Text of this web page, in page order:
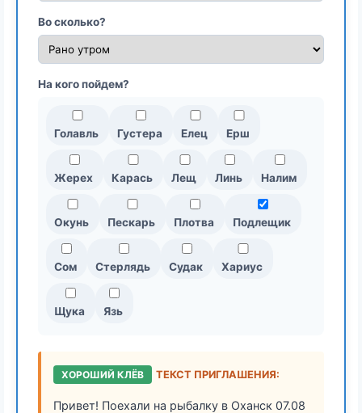
Во сколько?
На кого пойдем?
Голавль Густера Елец Ерш
Жерех Карась Лещ Линь Налим
Окунь Пескарь Плотва Подлещик
Сом Стерлядь Судак Хариус
Щука Язь
ХОРОШИЙ КЛЁВ ТЕКСТ ПРИГЛАШЕНИЯ:
Привет! Поехали на рыбалку в Оханск 07.08